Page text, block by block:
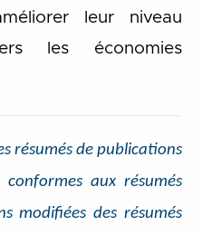
leur niveau
les économies
résumés de publications
conformes aux résumés
modifiées des résumés